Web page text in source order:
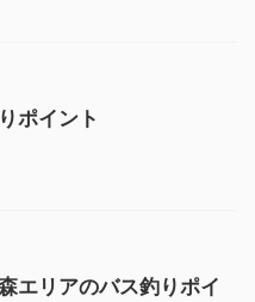
ポイント
エリアのバス釣りポイ